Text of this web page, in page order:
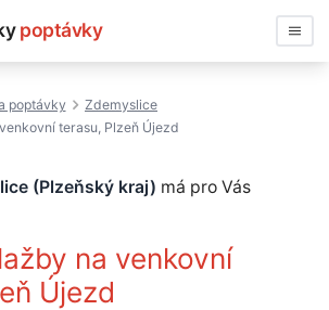
poptávky
poptávky
Zdemyslice
terasu, Plzeň Újezd
(Plzeňský kraj) má pro Vás
na venkovní
Újezd